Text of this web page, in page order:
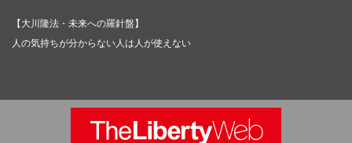
【大川隆法・未来への羅針盤】
人の気持ちが分からない人は人が使えない